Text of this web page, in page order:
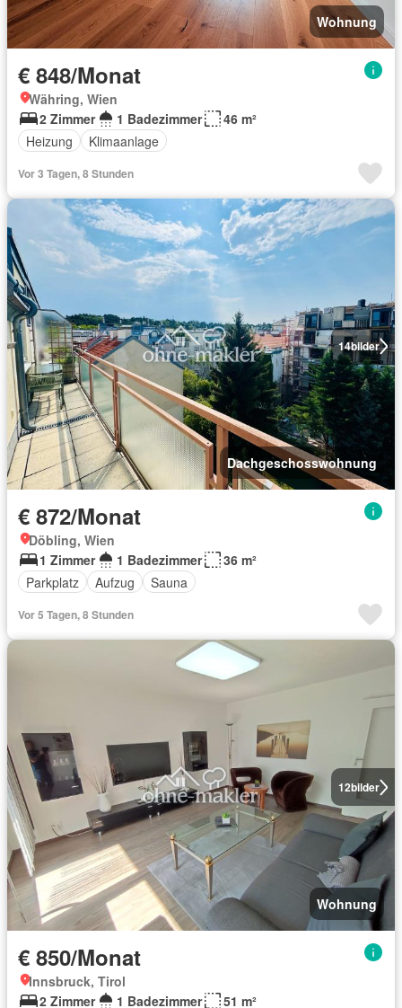
Wohnung
€ 848/Monat
Währing, Wien
2 Zimmer
1 Badezimmer
46 m²
Heizung
Klimaanlage
Vor 3 Tagen, 8 Stunden
14bilder
Dachgeschosswohnung
€ 872/Monat
Döbling, Wien
1 Zimmer
1 Badezimmer
36 m²
Parkplatz
Aufzug Sauna
Vor 5 Tagen, 8 Stunden
12bilder
Wohnung
€ 850/Monat
Innsbruck, Tirol
2 Zimmer
1 Badezimmer
51 m²